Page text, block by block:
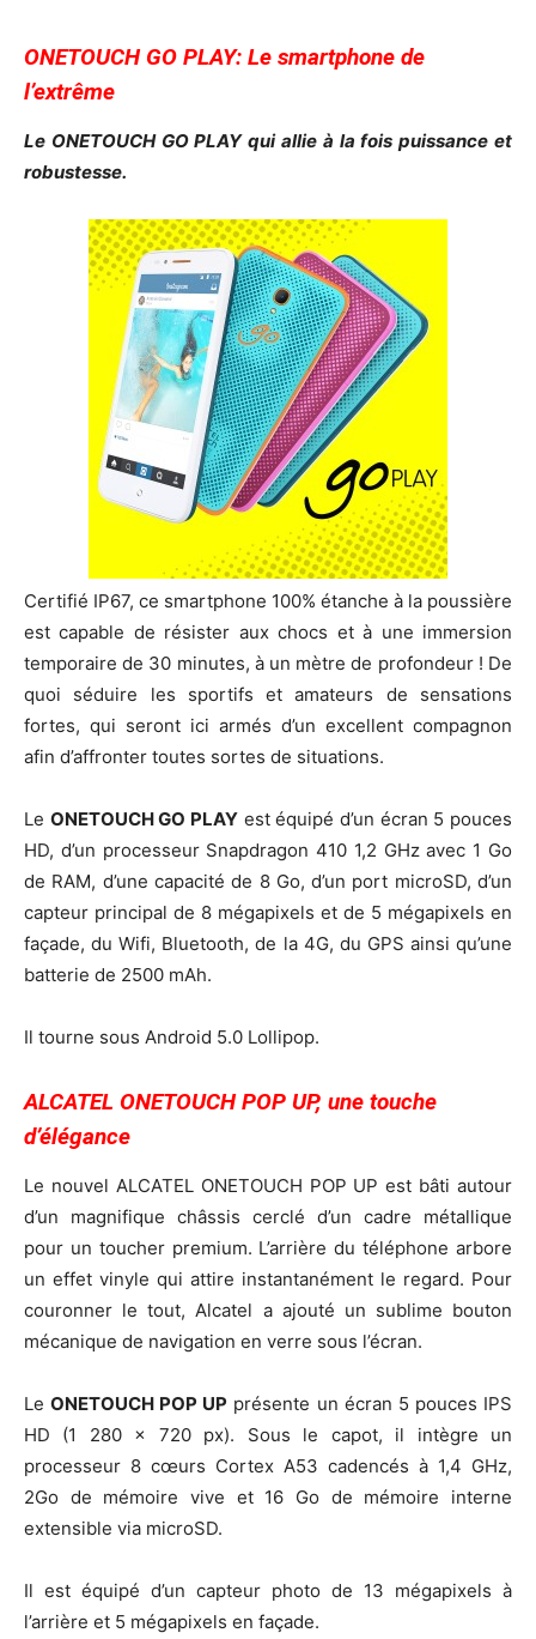
ONETOUCH GO PLAY: Le smartphone de
l’extrême
Le ONETOUCH GO PLAY qui allie à la fois puissance et
robustesse.
Certifié IP67, ce smartphone 100% étanche à la poussière
est capable de résister aux chocs et à une immersion
temporaire de 30 minutes, à un mètre de profondeur ! De
quoi séduire les sportifs et amateurs de sensations
fortes, qui seront ici armés d’un excellent compagnon
afin d’affronter toutes sortes de situations.
Le ONETOUCH GO PLAY est équipé d’un écran 5 pouces
HD, d’un processeur Snapdragon 410 1,2 GHz avec 1 Go
de RAM, d’une capacité de 8 Go, d’un port microSD, d’un
capteur principal de 8 mégapixels et de 5 mégapixels en
façade, du Wifi, Bluetooth, de la 4G, du GPS ainsi qu’une
batterie de 2500 mAh.
Il tourne sous Android 5.0 Lollipop.
ALCATEL ONETOUCH POP UP, une touche
d’élégance
Le nouvel ALCATEL ONETOUCH POP UP est bâti autour
d’un magnifique châssis cerclé d’un cadre métallique
pour un toucher premium. L’arrière du téléphone arbore
un effet vinyle qui attire instantanément le regard. Pour
couronner le tout, Alcatel a ajouté un sublime bouton
mécanique de navigation en verre sous l’écran.
LeONETOUCH POP UP présente un écran 5 pouces IPS
HD (1 280 x 720 px). Sous le capot, il intègre un
processeur 8 cœurs Cortex A53 cadencés à 1,4 GHz,
2Go de mémoire vive et 16 Go de mémoire interne
extensible via microSD.
Il est équipé d’un capteur photo de 13 mégapixels à
l’arrière et 5 mégapixels en façade.